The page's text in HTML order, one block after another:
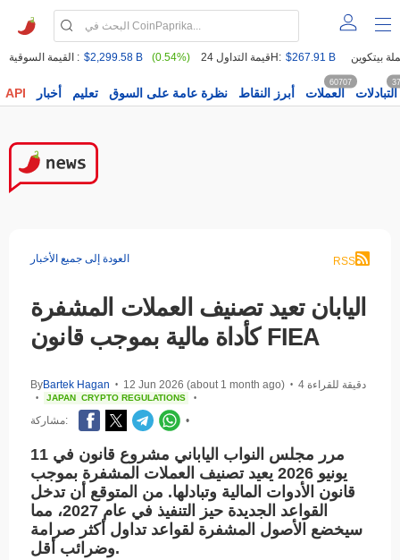
القيمة السوقية : $2,299.58 B (0.54%) قيمة التداول 24H: $267.91 B
API أخبار تعليم نظرة عامة على السوق أبرز النقاط العملات
60707
التبادلات
العودة إلى جميع الأخبار RSS
اليابان تعيد تصنيف العملات المشفرة
كأداة مالية بموجب قانون FIEA
ByBartek Hagan • 12 Jun 2026 (about 1 month ago) • 4 دقيقة للقراءة
• JAPAN CRYPTO REGULATIONS •
مشاركة: •
مرر مجلس النواب الياباني مشروع قانون في 11
يونيو 2026 يعيد تصنيف العملات المشفرة بموجب
قانون الأدوات المالية وتبادلها. من المتوقع أن تدخل
القواعد الجديدة حيز التنفيذ في عام 2027، مما
سيخضع الأصول المشفرة لقواعد تداول أكثر صرامة
وضرائب أقل.